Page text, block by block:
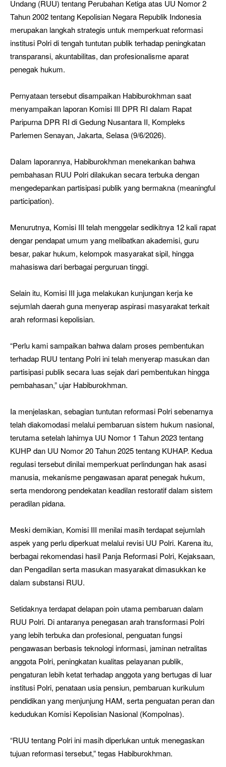
Undang (RUU) tentang Perubahan Ketiga atas UU Nomor 2
Tahun 2002 tentang Kepolisian Negara Republik Indonesia
merupakan langkah strategis untuk memperkuat reformasi
institusi Polri di tengah tuntutan publik terhadap peningkatan
transparansi, akuntabilitas, dan profesionalisme aparat
penegak hukum.
Pernyataan tersebut disampaikan Habiburokhman saat
menyampaikan laporan Komisi III DPR RI dalam Rapat
Paripurna DPR RI di Gedung Nusantara II, Kompleks
Parlemen Senayan, Jakarta, Selasa (9/6/2026).
Dalam laporannya, Habiburokhman menekankan bahwa
pembahasan RUU Polri dilakukan secara terbuka dengan
mengedepankan partisipasi publik yang bermakna (meaningful
participation).
Menurutnya, Komisi III telah menggelar sedikitnya 12 kali rapat
dengar pendapat umum yang melibatkan akademisi, guru
besar, pakar hukum, kelompok masyarakat sipil, hingga
mahasiswa dari berbagai perguruan tinggi.
Selain itu, Komisi III juga melakukan kunjungan kerja ke
sejumlah daerah guna menyerap aspirasi masyarakat terkait
arah reformasi kepolisian.
“Perlu kami sampaikan bahwa dalam proses pembentukan
terhadap RUU tentang Polri ini telah menyerap masukan dan
partisipasi publik secara luas sejak dari pembentukan hingga
pembahasan,” ujar Habiburokhman.
Ia menjelaskan, sebagian tuntutan reformasi Polri sebenarnya
telah diakomodasi melalui pembaruan sistem hukum nasional,
terutama setelah lahirnya UU Nomor 1 Tahun 2023 tentang
KUHP dan UU Nomor 20 Tahun 2025 tentang KUHAP. Kedua
regulasi tersebut dinilai memperkuat perlindungan hak asasi
manusia, mekanisme pengawasan aparat penegak hukum,
serta mendorong pendekatan keadilan restoratif dalam sistem
peradilan pidana.
Meski demikian, Komisi III menilai masih terdapat sejumlah
aspek yang perlu diperkuat melalui revisi UU Polri. Karena itu,
berbagai rekomendasi hasil Panja Reformasi Polri, Kejaksaan,
dan Pengadilan serta masukan masyarakat dimasukkan ke
dalam substansi RUU.
Setidaknya terdapat delapan poin utama pembaruan dalam
RUU Polri. Di antaranya penegasan arah transformasi Polri
yang lebih terbuka dan profesional, penguatan fungsi
pengawasan berbasis teknologi informasi, jaminan netralitas
anggota Polri, peningkatan kualitas pelayanan publik,
pengaturan lebih ketat terhadap anggota yang bertugas di luar
institusi Polri, penataan usia pensiun, pembaruan kurikulum
pendidikan yang menjunjung HAM, serta penguatan peran dan
kedudukan Komisi Kepolisian Nasional (Kompolnas).
“RUU tentang Polri ini masih diperlukan untuk menegaskan
tujuan reformasi tersebut,” tegas Habiburokhman.